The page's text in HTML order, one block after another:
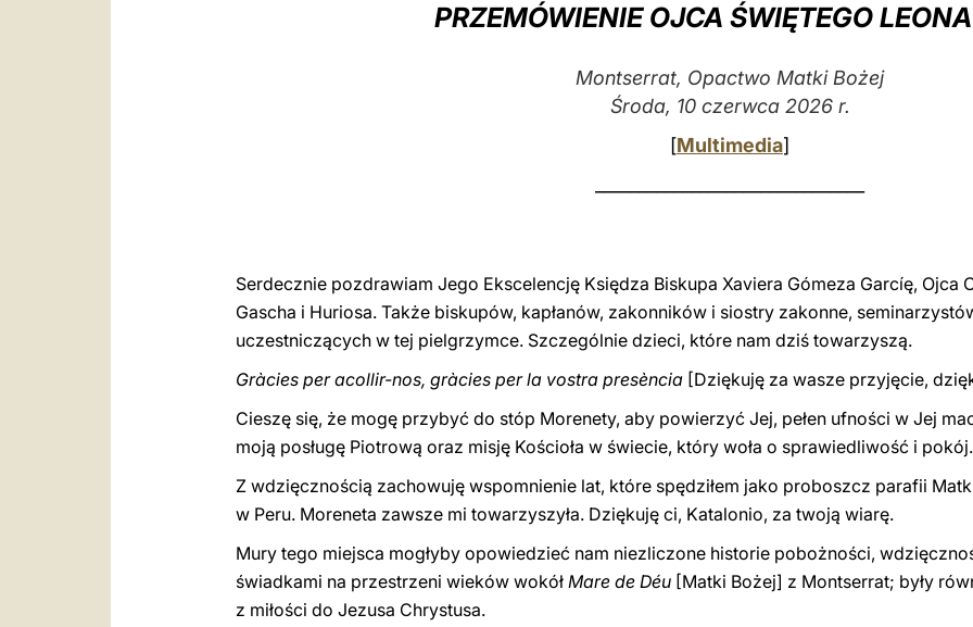
PRZEMÓWIENIE OJCA ŚWIĘTEGO
Montserrat, Opactwo Matki Bożej
Środa, 10 czerwca 2026 r.
[Multimedia]
Serdecznie pozdrawiam Jego Ekscelencję Księdza Biskupa Xaviera Gómeza Garcíę, Ojca
Gascha i Huriosa. Także biskupów, kapłanów, zakonników i siostry zakonne,
uczestniczących w tej pielgrzymce. Szczególnie dzieci, które nam dziś towarzyszą.
Gràcies per acollir-nos, gràcies per la vostra presència [Dziękuję za wasze przyjęcie,
Cieszę się, że mogę przybyć do stóp Morenety, aby powierzyć Jej, pełen ufności w Jej
moją posługę Piotrową oraz misję Kościoła w świecie, który woła o sprawiedliwość i pokój.
Z wdzięcznością zachowuję wspomnienie lat, które spędziłem jako proboszcz parafii
w Peru. Moreneta zawsze mi towarzyszyła. Dziękuję ci, Katalonio, za twoją wiarę.
Mury tego miejsca mogłyby opowiedzieć nam niezliczone historie pobożności,
świadkami na przestrzeni wieków wokół Mare de Déu [Matki Bożej] z Montserrat; były
z miłości do Jezusa Chrystusa.